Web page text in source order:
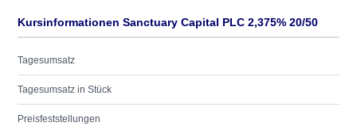
Kursinformationen Sanctuary Capital PLC 2,375% 20/50
Tagesumsatz
Tagesumsatz in Stück
Preisfeststellungen